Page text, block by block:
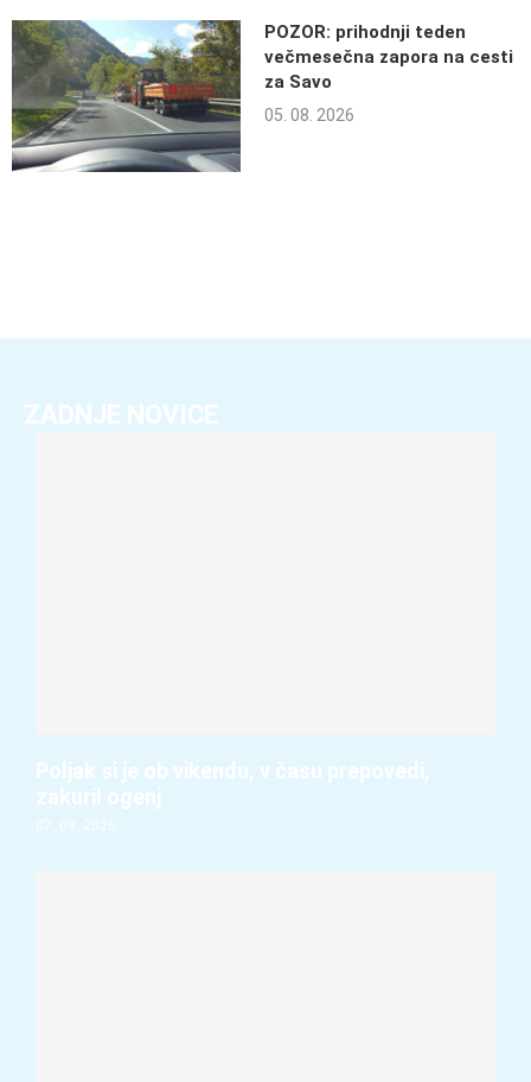
POZOR: prihodnji teden
večmesečna zapora na cesti
za Savo
05. 08. 2026
ZADNJE NOVICE
Poljak si je ob vikendu, v času prepovedi,
zakuril ogenj
07. 08. 2026